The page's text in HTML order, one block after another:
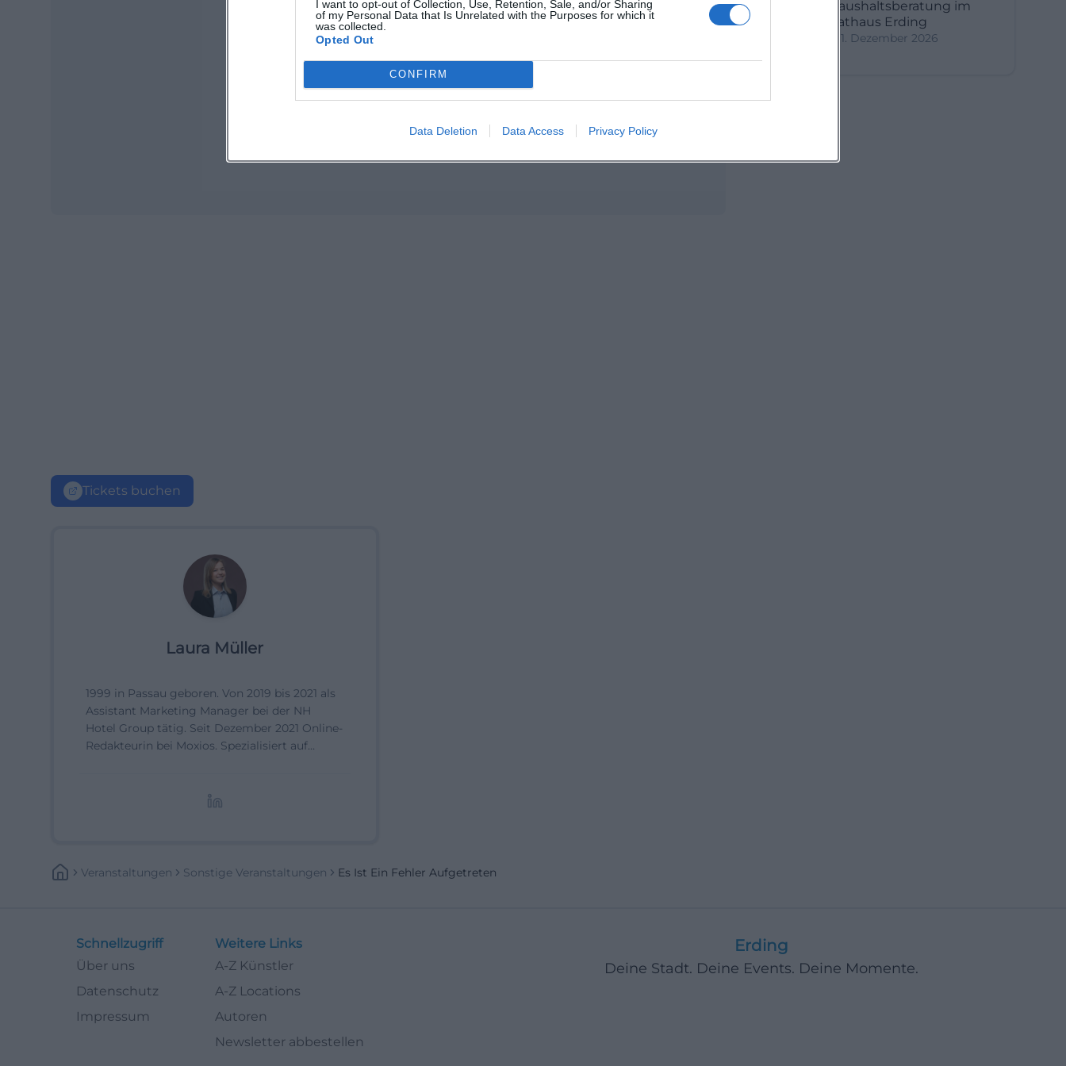
I want to opt-out of Collection, Use, Retention, Sale, and/or Sharing
of my Personal Data that Is Unrelated with the Purposes for which it
was collected.
Opted Out
CONFIRM
Data Deletion Data Access Privacy Policy
Map unavailable
Open in Google Maps
Tickets buchen
Laura Müller
1999 in Passau geboren. Von 2019 bis 2021 als
Assistant Marketing Manager bei der NH
Hotel Group tätig. Seit Dezember 2021 Online-
Redakteurin bei Moxios. Spezialisiert auf
Haushaltsberatung im
Rathaus Erding
1. Dezember 2026
Veranstaltungen Sonstige Veranstaltungen Es Ist Ein Fehler Aufgetreten
Schnellzugriff
Über uns
Datenschutz
Impressum
Weitere Links
A-Z Künstler
A-Z Locations
Autoren
Newsletter abbestellen
Erding
Deine Stadt. Deine Events. Deine Momente.